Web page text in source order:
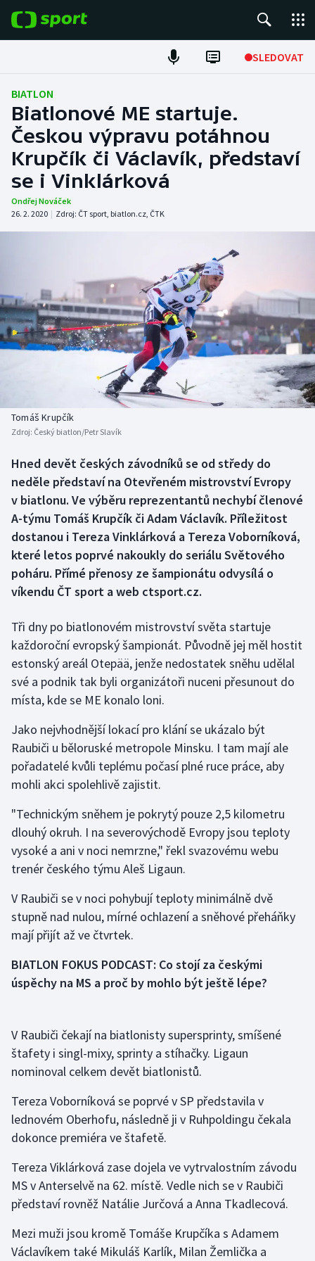
SLEDOVAT
Fotbal
Hokej
Tenis
Atletika
Americký fotbal
Baseball a softbal
Boby a skeleton
Box
Curling
Dostihy
Florbal
Futsal
Golf
Gymnastika
Házená
Jezdectví
Judo
Lezení
Lyže a snowboard
Moderní pětiboj
Motorsport
Olympijské hry
Plavání
Plážový volejbal
Ragby
Rychlobruslení
Rychlostní kanoistika
Short track
Sportovní střelba
NEPŘEHLÉDNĚTE
Soutěže
Aplikace ČT sport
AZ kvíz
BIATLON
Biatlonové ME startuje.
Českou výpravu potáhnou
Krupčík či Václavík, představí
se i Vinklárková
Ondřej Nováček
26. 2. 2020 | Zdroj: ČT sport, biatlon.cz, ČTK
Tomáš Krupčík
Zdroj: Český biatlon/Petr Slavík
Hned devět českých závodníků se od středy do
neděle představí na Otevřeném mistrovství Evropy
v biatlonu. Ve výběru reprezentantů nechybí členové
A-týmu Tomáš Krupčík či Adam Václavík. Příležitost
dostanou i Tereza Vinklárková a Tereza Voborníková,
které letos poprvé nakoukly do seriálu Světového
poháru. Přímé přenosy ze šampionátu odvysílá o
víkendu ČT sport a web ctsport.cz.
Tři dny po biatlonovém mistrovství světa startuje
každoroční evropský šampionát. Původně jej měl hostit
estonský areál Otepää, jenže nedostatek sněhu udělal
své a podnik tak byli organizátoři nuceni přesunout do
místa, kde se ME konalo loni.
Jako nejvhodnější lokací pro klání se ukázalo být
Raubiči u běloruské metropole Minsku. I tam mají ale
pořadatelé kvůli teplému počasí plné ruce práce, aby
mohli akci spolehlivě zajistit.
"Technickým sněhem je pokrytý pouze 2,5 kilometru
dlouhý okruh. I na severovýchodě Evropy jsou teploty
vysoké a ani v noci nemrzne," řekl svazovému webu
trenér českého týmu Aleš Ligaun.
V Raubiči se v noci pohybují teploty minimálně dvě
stupně nad nulou, mírné ochlazení a sněhové přeháňky
mají přijít až ve čtvrtek.
BIATLON FOKUS PODCAST: Co stojí za českými
úspěchy na MS a proč by mohlo být ještě lépe?
V Raubiči čekají na biatlonisty supersprinty, smíšené
štafety i singl-mixy, sprinty a stíhačky. Ligaun
nominoval celkem devět biatlonistů.
Tereza Voborníková se poprvé v SP představila v
lednovém Oberhofu, následně ji v Ruhpoldingu čekala
dokonce premiéra ve štafetě.
Tereza Viklárková zase dojela ve vytrvalostním závodu
MS v Anterselvě na 62. místě. Vedle nich se v Raubiči
představí rovněž Natálie Jurčová a Anna Tkadlecová.
Mezi muži jsou kromě Tomáše Krupčíka s Adamem
Václavíkem také Mikuláš Karlík, Milan Žemlička a